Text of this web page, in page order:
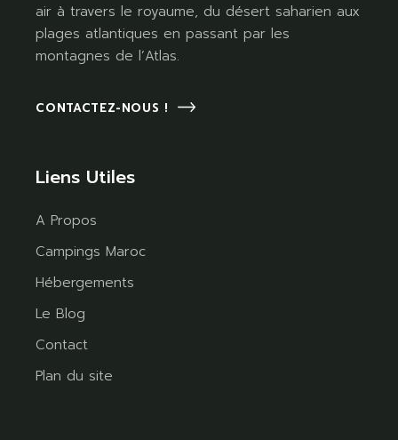
air à travers le royaume, du désert saharien aux
plages atlantiques en passant par les
montagnes de l’Atlas.
CONTACTEZ-NOUS !
Liens Utiles
A Propos
Campings Maroc
Hébergements
Le Blog
Contact
Plan du site